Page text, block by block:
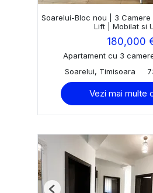
Soarelui-Bloc nou | 3 Camere
Lift | Mobilat si
180,000
Apartament cu 3
Soarelui, Timisoara
Vezi mai multe